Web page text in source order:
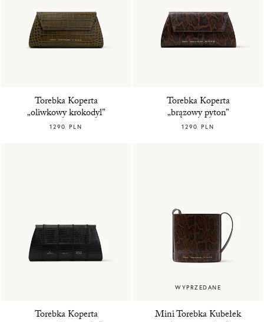
Torebka Koperta
„oliwkowy krokodyl”
1290 PLN
Torebka Koperta
„brązowy pyton”
1290 PLN
Torebka Koperta
WYPRZEDANE
Mini Torebka Kubełek